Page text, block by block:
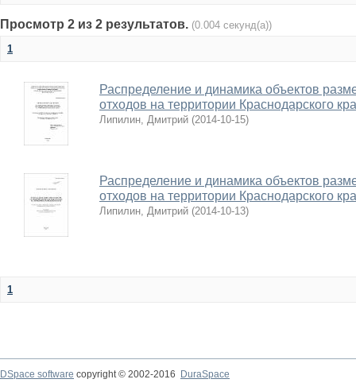
Просмотр 2 из 2 результатов. (0.004 секунд(а))
1
Распределение и динамика объектов
отходов на территории Краснодарского
Липилин, Дмитрий (2014-10-15)
Распределение и динамика объектов
отходов на территории Краснодарского
Липилин, Дмитрий (2014-10-13)
1
DSpace software copyright © 2002-2016
DuraSpace